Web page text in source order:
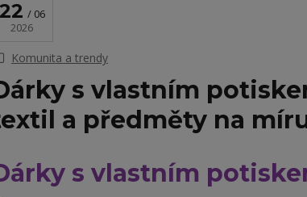
22
06
2026
Komunita a trendy
s vlastním
a předměty na
s vlastním